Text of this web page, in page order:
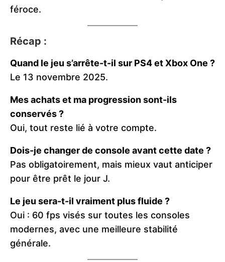
féroce.
Récap :
Quand le jeu s’arrête-t-il sur PS4 et Xbox One ?
Le 13 novembre 2025.
Mes achats et ma progression sont-ils
conservés ?
Oui, tout reste lié à votre compte.
Dois-je changer de console avant cette date ?
Pas obligatoirement, mais mieux vaut anticiper
pour être prêt le jour J.
Le jeu sera-t-il vraiment plus fluide ?
Oui : 60 fps visés sur toutes les consoles
modernes, avec une meilleure stabilité
générale.